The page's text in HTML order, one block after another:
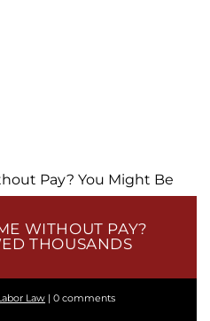
WITHOUT PAY?
THOUSANDS
Law |0 comments